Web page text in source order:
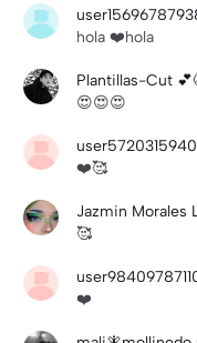
hola ❤️hola
Plantillas-Cut
😍😍😍
❤️🥰
Jazmin Morales
🥰
❤️